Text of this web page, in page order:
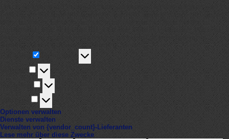
Um dir ein optimales Erlebnis zu bieten, verwenden wir Technologien wie
Cookies, um Geräteinformationen zu speichern und/oder darauf zuzugreifen.
Wenn du diesen Technologien zustimmst, können wir Daten wie das
Surfverhalten oder eindeutige IDs auf dieser Website verarbeiten. Wenn du
deine Zustimmung nicht erteilst oder zurückziehst, können bestimmte
Merkmale und Funktionen beeinträchtigt werden.
Funktional
Funktional
Immer aktiv
Vorlieben
Vorlieben
Statistiken Statistiken
Marketing
Marketing
Optionen verwalten
Dienste verwalten
Verwalten von {vendor_count}-Lieferanten
Lese mehr über diese Zwecke